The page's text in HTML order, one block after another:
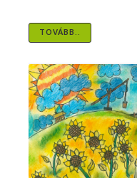
TOVÁBB..